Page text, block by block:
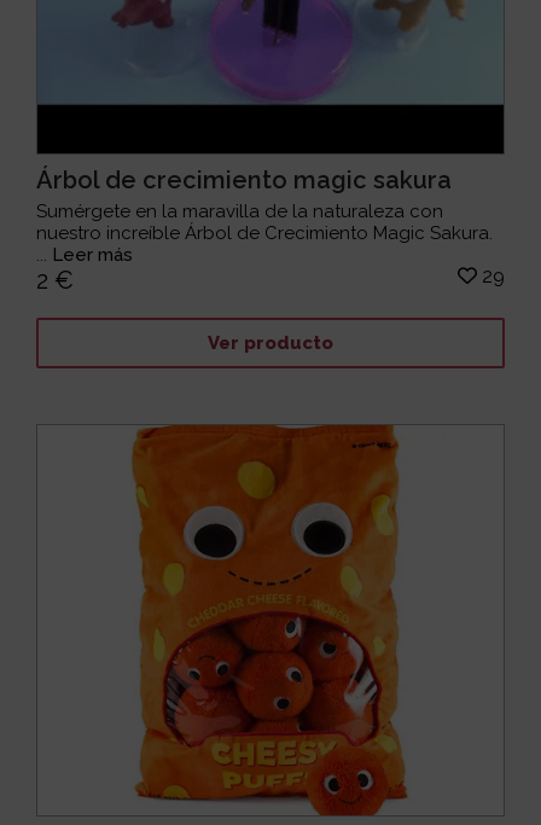
Árbol de crecimiento magic sakura
Sumérgete en la maravilla de la naturaleza con
nuestro increíble Árbol de Crecimiento Magic Sakura.
... Leer más
2 € 29
Ver producto